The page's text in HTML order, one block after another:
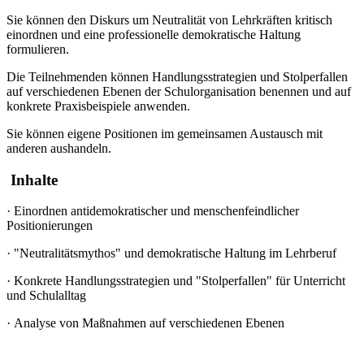
Sie können den Diskurs um Neutralität von Lehrkräften kritisch
einordnen und eine professionelle demokratische Haltung
formulieren.
Die Teilnehmenden können Handlungsstrategien und Stolperfallen
auf verschiedenen Ebenen der Schulorganisation benennen und auf
konkrete Praxisbeispiele anwenden.
Sie können eigene Positionen im gemeinsamen Austausch mit
anderen aushandeln.
Inhalte
· Einordnen antidemokratischer und menschenfeindlicher
Positionierungen
· "Neutralitätsmythos" und demokratische Haltung im Lehrberuf
· Konkrete Handlungsstrategien und "Stolperfallen" für Unterricht
und Schulalltag
· Analyse von Maßnahmen auf verschiedenen Ebenen